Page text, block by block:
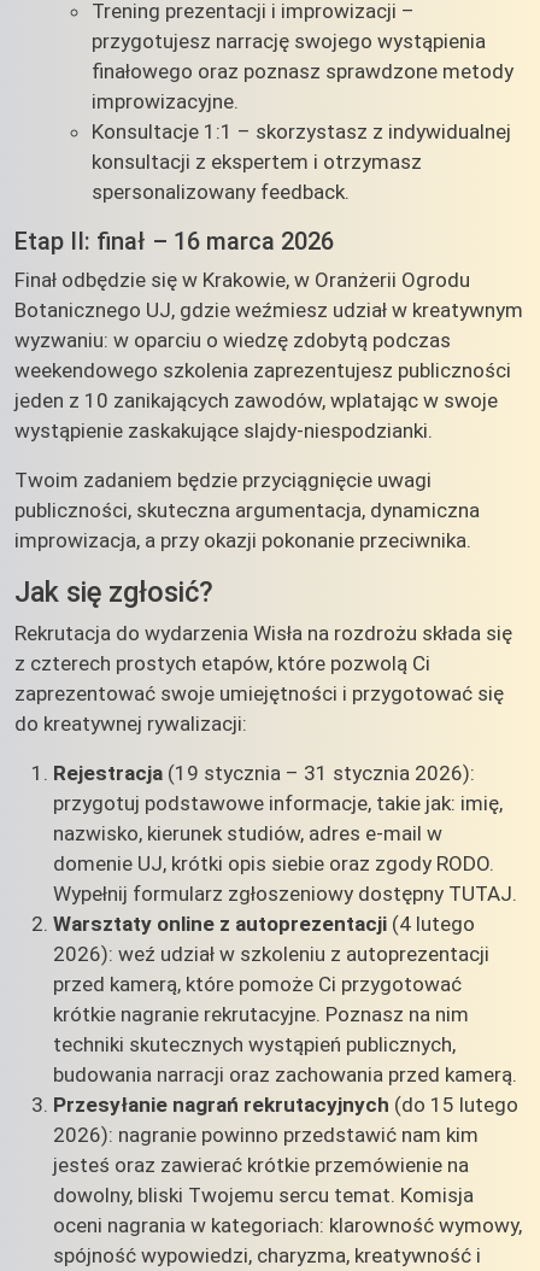
Trening prezentacji i improwizacji –
przygotujesz narrację swojego wystąpienia
finałowego oraz poznasz sprawdzone metody
improwizacyjne.
Konsultacje 1:1 – skorzystasz z indywidualnej
konsultacji z ekspertem i otrzymasz
spersonalizowany feedback.
Etap II: finał – 16 marca 2026
Finał odbędzie się w Krakowie, w Oranżerii Ogrodu
Botanicznego UJ, gdzie weźmiesz udział w kreatywnym
wyzwaniu: w oparciu o wiedzę zdobytą podczas
weekendowego szkolenia zaprezentujesz publiczności
jeden z 10 zanikających zawodów, wplatając w swoje
wystąpienie zaskakujące slajdy-niespodzianki.
Twoim zadaniem będzie przyciągnięcie uwagi
publiczności, skuteczna argumentacja, dynamiczna
improwizacja, a przy okazji pokonanie przeciwnika.
Jak się zgłosić?
Rekrutacja do wydarzenia Wisła na rozdrożu składa się
z czterech prostych etapów, które pozwolą Ci
zaprezentować swoje umiejętności i przygotować się
do kreatywnej rywalizacji:
Rejestracja (19 stycznia – 31 stycznia 2026):
przygotuj podstawowe informacje, takie jak: imię,
nazwisko, kierunek studiów, adres e-mail w
domenie UJ, krótki opis siebie oraz zgody RODO.
Wypełnij formularz zgłoszeniowy dostępny TUTAJ.
Warsztaty online z autoprezentacji (4 lutego
2026): weź udział w szkoleniu z autoprezentacji
przed kamerą, które pomoże Ci przygotować
krótkie nagranie rekrutacyjne. Poznasz na nim
techniki skutecznych wystąpień publicznych,
budowania narracji oraz zachowania przed kamerą.
Przesyłanie nagrań rekrutacyjnych (do 15 lutego
2026): nagranie powinno przedstawić nam kim
jesteś oraz zawierać krótkie przemówienie na
dowolny, bliski Twojemu sercu temat. Komisja
oceni nagrania w kategoriach: klarowność wymowy,
spójność wypowiedzi, charyzma, kreatywność i